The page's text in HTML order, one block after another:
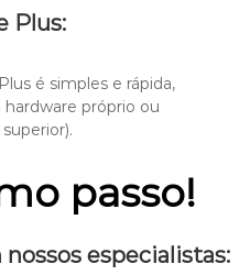
Plus:
é simples e rápida,
próprio ou
passo!
especialistas: